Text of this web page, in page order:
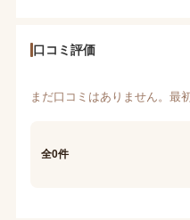
口コミ評価
まだ口コミはありません。最
全0件